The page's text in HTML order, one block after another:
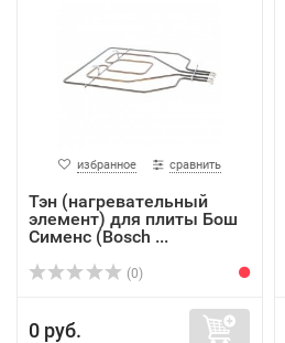
избранное сравнить
Тэн (нагревательный
элемент) для плиты Бош
Сименс (Bosch ...
(0)
0 руб.